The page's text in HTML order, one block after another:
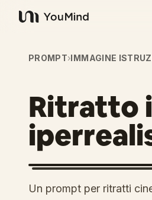
YouMind
PROMPT›IMMAGINE
Ritratto
Un prompt per ritratti